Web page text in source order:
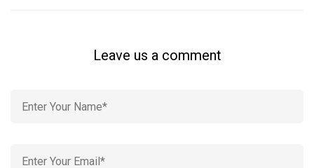
Leave us a comment